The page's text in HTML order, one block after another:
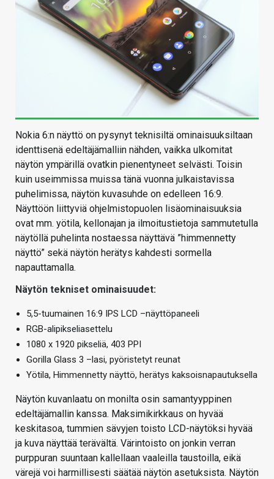
Nokia 6:n näyttö on pysynyt teknisiltä ominaisuuksiltaan
identtisenä edeltäjämalliin nähden, vaikka ulkomitat
näytön ympärillä ovatkin pienentyneet selvästi. Toisin
kuin useimmissa muissa tänä vuonna julkaistavissa
puhelimissa, näytön kuvasuhde on edelleen 16:9.
Näyttöön liittyviä ohjelmistopuolen lisäominaisuuksia
ovat mm. yötila, kellonajan ja ilmoitustietoja sammutetulla
näytöllä puhelinta nostaessa näyttävä ”himmennetty
näyttö” sekä näytön herätys kahdesti sormella
napauttamalla.
Näytön tekniset ominaisuudet:
5,5-tuumainen 16:9 IPS LCD –näyttöpaneeli
RGB-alipikseliasettelu
1080 x 1920 pikseliä, 403 PPI
Gorilla Glass 3 –lasi, pyöristetyt reunat
Yötila, Himmennetty näyttö, herätys kaksoisnapautuksella
Näytön kuvanlaatu on monilta osin samantyyppinen
edeltäjämallin kanssa. Maksimikirkkaus on hyvää
keskitasoa, tummien sävyjen toisto LCD-näytöksi hyvää
ja kuva näyttää terävältä. Värintoisto on jonkin verran
purppuran suuntaan kallellaan vaaleilla taustoilla, eikä
värejä voi harmillisesti säätää näytön asetuksista. Näytön